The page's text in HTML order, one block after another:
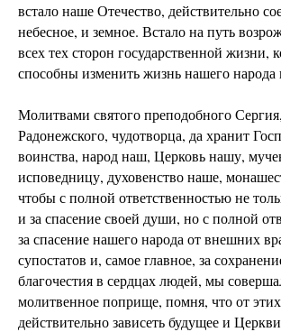
встало наше Отечество, действительно
небесное, и земное. Встало на путь
всех тех сторон государственной жизни,
способны изменить жизнь нашего
Молитвами святого преподобного
Радонежского, чудотворца, да хранит
воинства, народ наш, Церковь нашу,
исповедницу, духовенство наше,
чтобы с полной ответственностью не
и за спасение своей души, но с полной
за спасение нашего народа от внешних
супостатов и, самое главное, за
благочестия в сердцах людей, мы
молитвенное поприще, помня, что от
действительно зависеть будущее и